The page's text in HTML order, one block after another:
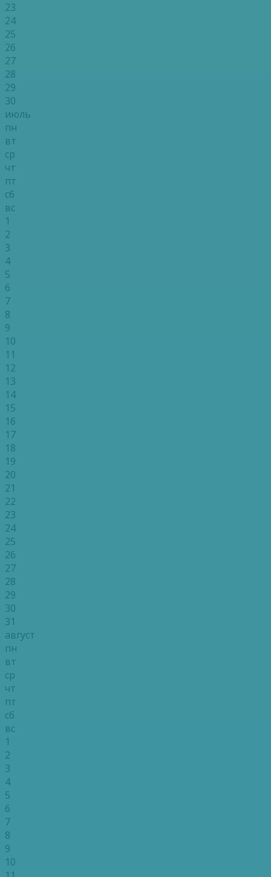
23
24
25
26
27
28
29
30
июль
пн
вт
ср
чт
пт
сб
вс
1
2
3
4
5
6
7
8
9
10
11
12
13
14
15
16
17
18
19
20
21
22
23
24
25
26
27
28
29
30
31
август
пн
вт
ср
чт
пт
сб
вс
1
2
3
4
5
6
7
8
9
10